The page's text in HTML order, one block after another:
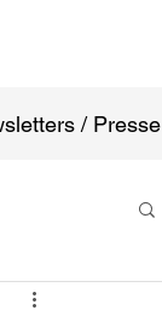
/ Presse